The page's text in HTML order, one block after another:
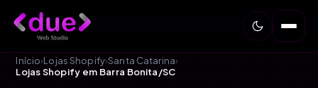
Início›Lojas Shopify›Santa Catarina›
Lojas Shopify em Barra Bonita/SC